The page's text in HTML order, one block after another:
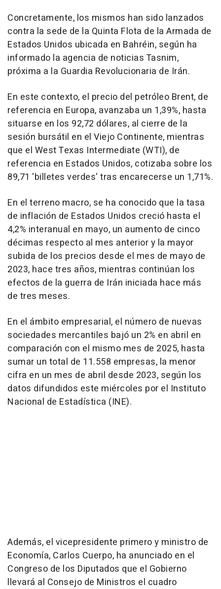
Concretamente, los mismos han sido lanzados
contra la sede de la Quinta Flota de la Armada de
Estados Unidos ubicada en Bahréin, según ha
informado la agencia de noticias Tasnim,
próxima a la Guardia Revolucionaria de Irán.
En este contexto, el precio del petróleo Brent, de
referencia en Europa, avanzaba un 1,39%, hasta
situarse en los 92,72 dólares, al cierre de la
sesión bursátil en el Viejo Continente, mientras
que el West Texas Intermediate (WTI), de
referencia en Estados Unidos, cotizaba sobre los
89,71 'billetes verdes' tras encarecerse un 1,71%.
En el terreno macro, se ha conocido que la tasa
de inflación de Estados Unidos creció hasta el
4,2% interanual en mayo, un aumento de cinco
décimas respecto al mes anterior y la mayor
subida de los precios desde el mes de mayo de
2023, hace tres años, mientras continúan los
efectos de la guerra de Irán iniciada hace más
de tres meses.
En el ámbito empresarial, el número de nuevas
sociedades mercantiles bajó un 2% en abril en
comparación con el mismo mes de 2025, hasta
sumar un total de 11.558 empresas, la menor
cifra en un mes de abril desde 2023, según los
datos difundidos este miércoles por el Instituto
Nacional de Estadística (INE).
Además, el vicepresidente primero y ministro de
Economía, Carlos Cuerpo, ha anunciado en el
Congreso de los Diputados que el Gobierno
llevará al Consejo de Ministros el cuadro